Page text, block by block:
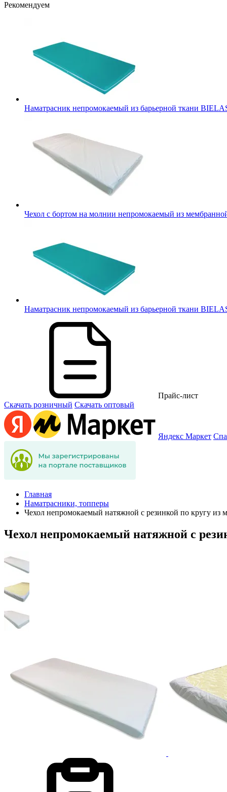
Рекомендуем
Наматрасник непромокаемый из барьерной ткани
Чехол с бортом на молнии непромокаемый из
Наматрасник непромокаемый из барьерной ткани
Прайс-лист
Скачать розничный Скачать оптовый
Яндекс Маркет
Главная
Наматрасники, топперы
Чехол непромокаемый натяжной с резинкой по кругу из
Чехол непромокаемый натяжной с